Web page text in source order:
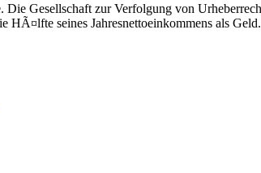
Gesellschaft zur Verfolgung von
seines Jahresnettoeinkommens als